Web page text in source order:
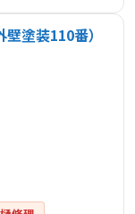
して依頼できる
塗装110番）